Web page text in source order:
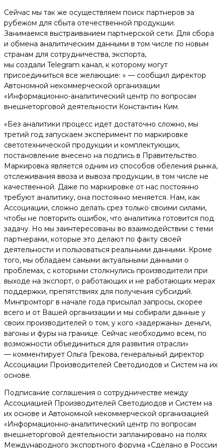
Сейчас мы так же осуществляем поиск партнеров за
рубежом для сбыта отечественной продукции.
Занимаемся выстраиванием партнерской сети. Для сбора
и обмена аналитическим данными в том числе по новым
странам для сотрудничества, экспорта,
мы создали Telegram канал, к которому могут
присоединиться все желающие: » — сообщил директор
Автономной некоммерческой организации
«Информационно-аналитический центр по вопросам
внешнеторговой деятельности Константин Ким.
«Без аналитики процесс идет достаточно сложно, мы
третий год запускаем эксперимент по маркировке
светотехнической продукции и комплектующих,
постановление внесено на подпись в Правительство.
Маркировка является одним из способов обеления рынка,
отслеживания ввоза и вывоза продукции, в том числе не
качественной. Даже по маркировке от нас постоянно
требуют аналитику, она постоянно меняется. Нам, как
Ассоциации, сложно делать срез только своими силами,
чтобы не повторить ошибок, что аналитика готовится под
задачу. Но мы заинтересованы во взаимодействии с теми
партнерами, которые это делают по факту своей
деятельности и пользоваться реальными данными. Кроме
того, мы обладаем самыми актуальными данными о
проблемах, с которыми столкнулись производители при
выходе на экспорт, о работающих и не работающих мерах
поддержки, препятствиях для получения субсидий.
Минпромторг в начале года присылал запросы, скорее
всего и от Вашей организации и мы собирали данные у
своих производителей о том, у кого «задержаны» деньги,
вагоны и фуры на границе. Сейчас необходимо всем, по
возможности объединиться для развития отрасли»
— комментирует Ольга Грекова, генеральный директор
Ассоциации Производителей Светодиодов и Систем на их
основе.
Подписание соглашения о сотрудничестве между
Ассоциацией Производителей Светодиодов и Систем на
их основе и Автономной некоммерческой организацией
«Информационно-аналитический центр по вопросам
внешнеторговой деятельности запланировано на полях
Международного экспортного форума «Сделано в России